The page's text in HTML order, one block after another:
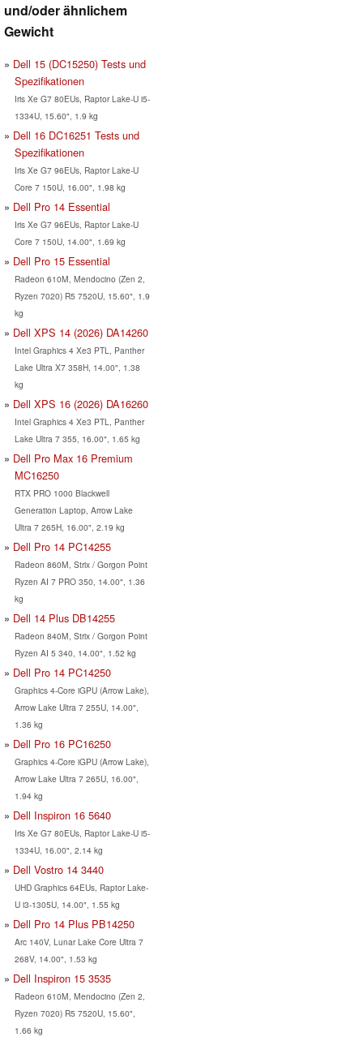
und/oder ähnlichem
Gewicht
Dell 15 (DC15250) Tests und
Spezifikationen
Iris Xe G7 80EUs, Raptor Lake-U i5-
1334U, 15.60", 1.9 kg
Dell 16 DC16251 Tests und
Spezifikationen
Iris Xe G7 96EUs, Raptor Lake-U
Core 7 150U, 16.00", 1.98 kg
Dell Pro 14 Essential
Iris Xe G7 96EUs, Raptor Lake-U
Core 7 150U, 14.00", 1.69 kg
Dell Pro 15 Essential
Radeon 610M, Mendocino (Zen 2,
Ryzen 7020) R5 7520U, 15.60", 1.9
kg
Dell XPS 14 (2026) DA14260
Intel Graphics 4 Xe3 PTL, Panther
Lake Ultra X7 358H, 14.00", 1.38
kg
Dell XPS 16 (2026) DA16260
Intel Graphics 4 Xe3 PTL, Panther
Lake Ultra 7 355, 16.00", 1.65 kg
Dell Pro Max 16 Premium
MC16250
RTX PRO 1000 Blackwell
Generation Laptop, Arrow Lake
Ultra 7 265H, 16.00", 2.19 kg
Dell Pro 14 PC14255
Radeon 860M, Strix / Gorgon Point
Ryzen AI 7 PRO 350, 14.00", 1.36
kg
Dell 14 Plus DB14255
Radeon 840M, Strix / Gorgon Point
Ryzen AI 5 340, 14.00", 1.52 kg
Dell Pro 14 PC14250
Graphics 4-Core iGPU (Arrow Lake),
Arrow Lake Ultra 7 255U, 14.00",
1.36 kg
Dell Pro 16 PC16250
Graphics 4-Core iGPU (Arrow Lake),
Arrow Lake Ultra 7 265U, 16.00",
1.94 kg
Dell Inspiron 16 5640
Iris Xe G7 80EUs, Raptor Lake-U i5-
1334U, 16.00", 2.14 kg
Dell Vostro 14 3440
UHD Graphics 64EUs, Raptor Lake-
U i3-1305U, 14.00", 1.55 kg
Dell Pro 14 Plus PB14250
Arc 140V, Lunar Lake Core Ultra 7
268V, 14.00", 1.53 kg
Dell Inspiron 15 3535
Radeon 610M, Mendocino (Zen 2,
Ryzen 7020) R5 7520U, 15.60",
1.66 kg